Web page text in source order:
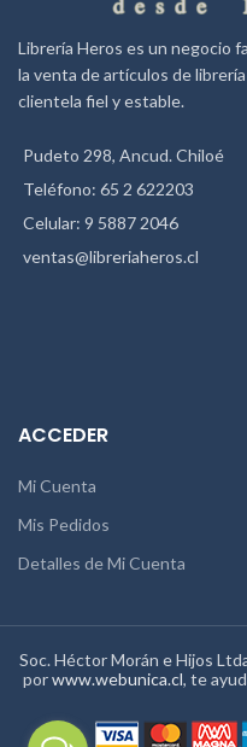
Librería Heros es un negocio
la venta de artículos de
clientela fiel y estable.
Pudeto 298, Ancud. Chiloé
Teléfono: 65 2 622203
Celular: 9 5887 2046
ventas@libreriaheros.cl
ACCEDER
Mi Cuenta
Mis Pedidos
Detalles de Mi Cuenta
Soc. Héctor Morán e Hijos
porwww.webunica.cl, te